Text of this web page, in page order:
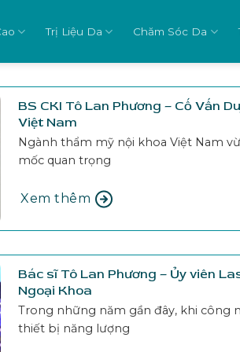
Trị Liệu Da Chăm Sóc Da
BS CKI Tô Lan Phương – Cố Vấn
Việt Nam
Ngành thẩm mỹ nội khoa Việt Nam
mốc quan trọng
Xem thêm
Bác sĩ Tô Lan Phương – Ủy viên
Ngoại Khoa
Trong những năm gần đây, khi công
thiết bị năng lượng